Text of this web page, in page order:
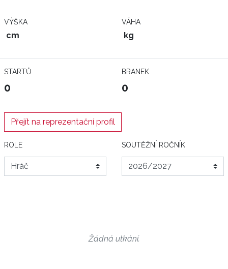
VÝŠKA
cm
VÁHA
kg
STARTŮ
0
BRANEK
0
Přejít na reprezentační profil
ROLE SOUTĚŽNÍ ROČNÍK
Žádná utkání.